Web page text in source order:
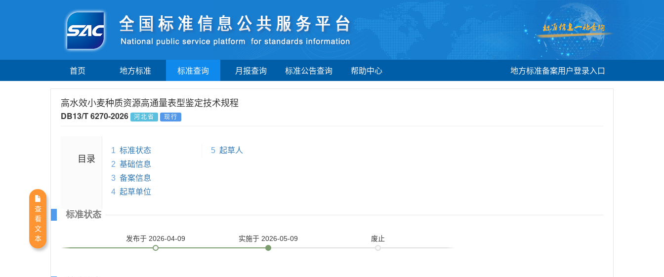
首页 地方标准 标准查询 月报查询 标准公告查询 帮助中心 地方标准备案用户登录入口
查
看
文
本
高水效小麦种质资源高通量表型鉴定技术规程
DB13/T 6270-2026 河北省 现行
目录
1 标准状态
2 基础信息
3 备案信息
4 起草单位
5 起草人
标准状态
发布于 2026-04-09 实施于 2026-05-09 废止